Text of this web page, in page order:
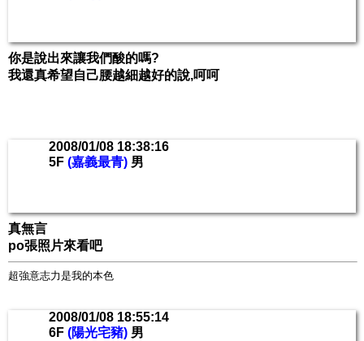
你是說出來讓我們酸的嗎?
我還真希望自己腰越細越好的說,呵呵
2008/01/08 18:38:16
5F (嘉義最青) 男
真無言
po張照片來看吧
超強意志力是我的本色
2008/01/08 18:55:14
6F (陽光宅豬) 男